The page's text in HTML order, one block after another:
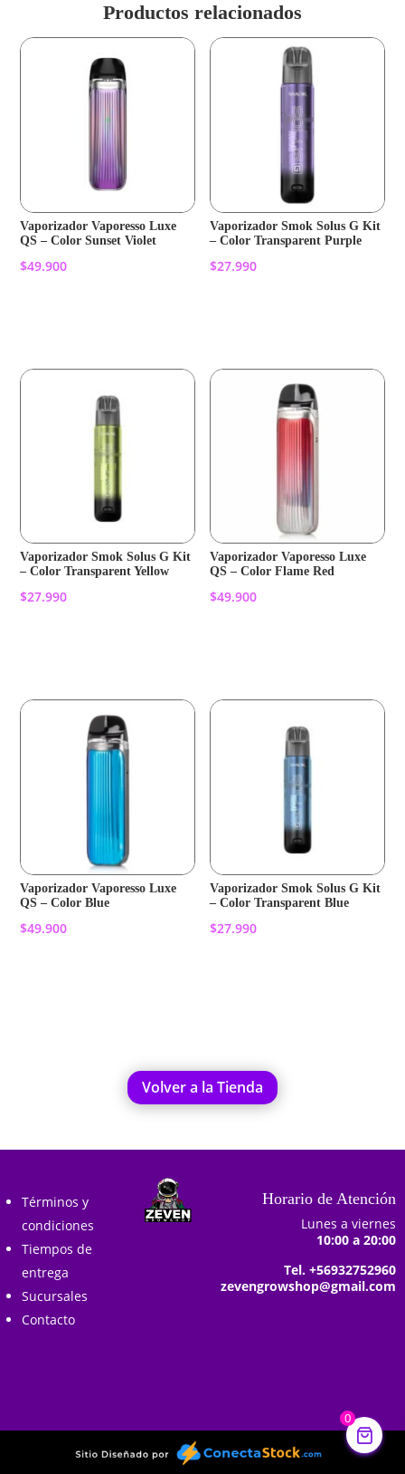
Productos relacionados
Vaporizador Vaporesso Luxe
QS – Color Sunset Violet
$49.900
Vaporizador Smok Solus G Kit
– Color Transparent Purple
$27.990
Vaporizador Smok Solus G Kit
– Color Transparent Yellow
$27.990
Vaporizador Vaporesso Luxe
QS – Color Flame Red
$49.900
Vaporizador Vaporesso Luxe
QS – Color Blue
$49.900
Vaporizador Smok Solus G Kit
– Color Transparent Blue
$27.990
Volver a la Tienda
Términos y
condiciones
Tiempos de
entrega
Sucursales
Contacto
Horario de Atención
Lunes a viernes
10:00 a 20:00
Tel. +56932752960
zevengrowshop@gmail.com
0